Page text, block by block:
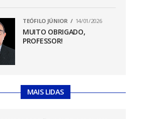
TEÓFILO JÚNIOR 14/01/2026
MUITO OBRIGADO,
PROFESSOR!
MAIS LIDAS